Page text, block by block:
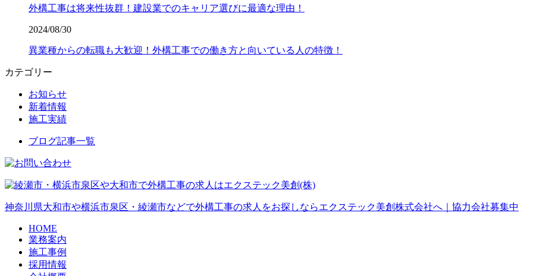
外構工事は将来性抜群！建設業でのキャリア選びに最適な理由！
2024/08/30
異業種からの転職も大歓迎！外構工事での働き方と向いている人の特徴！
カテゴリー
お知らせ
新着情報
施工実績
ブログ記事一覧
神奈川県大和市や横浜市泉区・綾瀬市などで外構工事の求人をお探しならエクステック美創株式会社へ｜協力会社募集中
HOME
業務案内
施工事例
採用情報